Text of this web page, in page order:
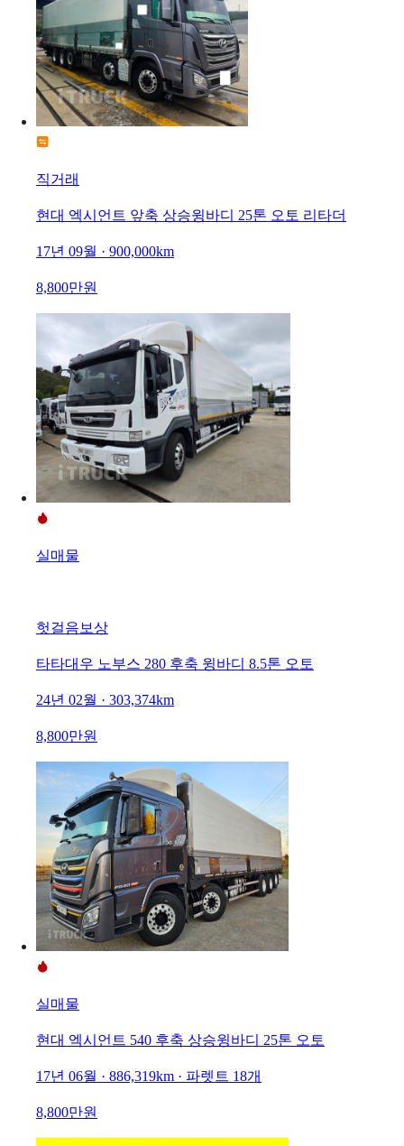
직거래
현대 엑시언트 앞축 상승윙바디 25톤 오토 리타더
17년 09월 · 900,000km
8,800만원
실매물
헛걸음보상
타타대우 노부스 280 후축 윙바디 8.5톤 오토
24년 02월 · 303,374km
8,800만원
실매물
현대 엑시언트 540 후축 상승윙바디 25톤 오토
17년 06월 · 886,319km · 파렛트 18개
8,800만원